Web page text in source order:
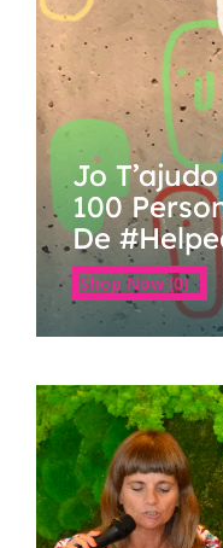
Jo
100
De
Shop Now (0)